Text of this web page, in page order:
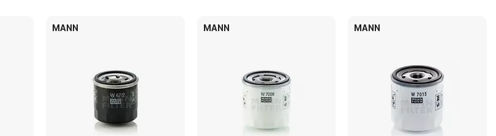
MANN MANN MANN